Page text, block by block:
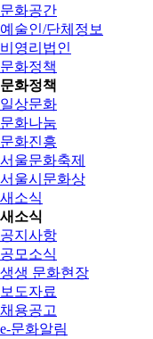
문화공간
예술인/단체정보
비영리법인
문화정책
문화정책
일상문화
문화나눔
문화진흥
서울문화축제
서울시문화상
새소식
새소식
공지사항
공모소식
생생 문화현장
보도자료
채용공고
e-문화알림